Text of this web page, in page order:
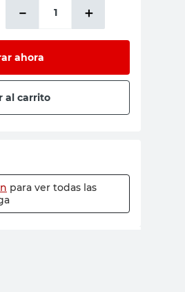
＋
－
ahora
al carrito
para ver todas las